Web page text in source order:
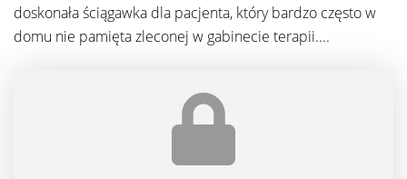
doskonała ściągawka dla pacjenta, który bardzo często w
domu nie pamięta zleconej w gabinecie terapii....